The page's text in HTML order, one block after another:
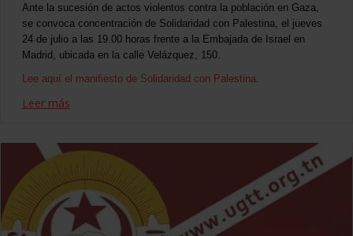
Ante la sucesión de actos violentos contra la población en Gaza,
se convoca concentración de Solidaridad con Palestina, el jueves
24 de julio a las 19.00 horas frente a la Embajada de Israel en
Madrid, ubicada en la calle Velázquez, 150.
Lee aquí el manifiesto de Solidaridad con Palestina.
Leer más